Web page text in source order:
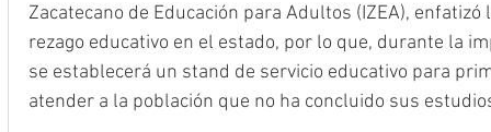
Zacatecano de Educación para Adultos (IZEA),
rezago educativo en el estado, por lo que, durante la
se establecerá un stand de servicio educativo para
atender a la población que no ha concluido sus